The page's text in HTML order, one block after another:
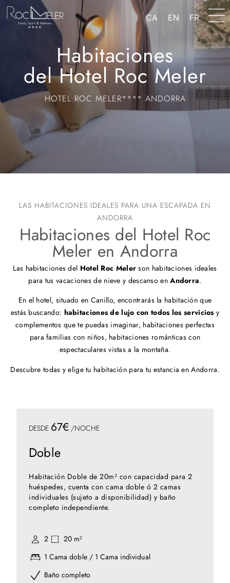
contenido
CA
EN FR
Habitaciones
del Hotel Roc Meler
HOTEL ROC MELER**** ANDORRA
LAS HABITACIONES IDEALES PARA UNA ESCAPADA EN
ANDORRA
Habitaciones del Hotel Roc
Meler en Andorra
Las habitaciones del Hotel Roc Meler son habitaciones ideales
para tus vacaciones de nieve y descanso enAndorra.
En el hotel, situado en Canillo, encontrarás la habitación que
estás buscando: habitaciones de lujo con todos los servicios y
complementos que te puedas imaginar, habitaciones perfectas
para familias con niños, habitaciones románticas con
espectaculares vistas a la montaña.
Descubre todas y elige tu habitación para tu estancia en Andorra.
DESDE 67€ /NOCHE
Doble
Habitación Doble de 20m² con capacidad para 2
huéspedes, cuenta con cama doble ó 2 camas
individuales (sujeto a disponibilidad) y baño
completo independiente.
2
20 m²
1 Cama doble / 1 Cama individual
Baño completo